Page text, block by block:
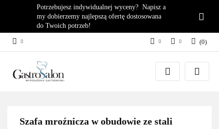
Potrzebujesz indywidualnej wyceny? Napisz a
my dobierzemy najlepszą ofertę dostosowana
do Twoich potrzeb!
EUR
Załóż konto
(0)
Szafa mroźnicza w obudowie ze stali